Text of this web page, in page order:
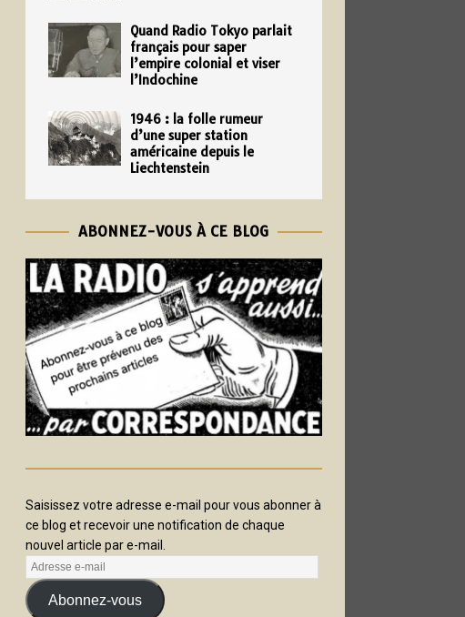
Quand Radio Tokyo parlait
français pour saper
l’empire colonial et viser
l’Indochine
1946 : la folle rumeur
d’une super station
américaine depuis le
Liechtenstein
ABONNEZ-VOUS À CE BLOG
Saisissez votre adresse e-mail pour vous abonner à
ce blog et recevoir une notification de chaque
nouvel article par e-mail.
Abonnez-vous